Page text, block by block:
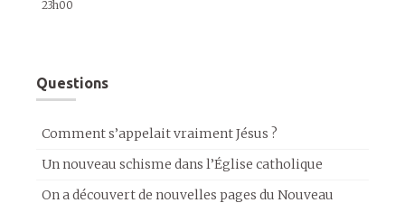
23h00
Questions
Comment s’appelait vraiment Jésus ?
Un nouveau schisme dans l’Église catholique
On a découvert de nouvelles pages du Nouveau